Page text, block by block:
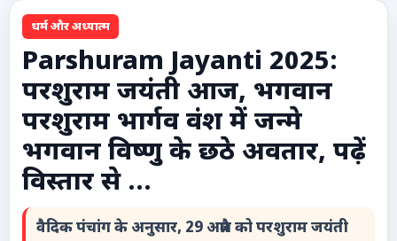
लाइफस्टाइल
वायरल
स्पेशल
साहित्य
विशेष लेख
धर्म और अध्यात्म
Parshuram Jayanti 2025:
परशुराम जयंती आज, भगवान
परशुराम भार्गव वंश में जन्मे
भगवान विष्णु के छठे अवतार, पढ़ें
विस्तार से ...
वैदिक पंचांग के अनुसार, 29 अप्रैल को परशुराम जयंती